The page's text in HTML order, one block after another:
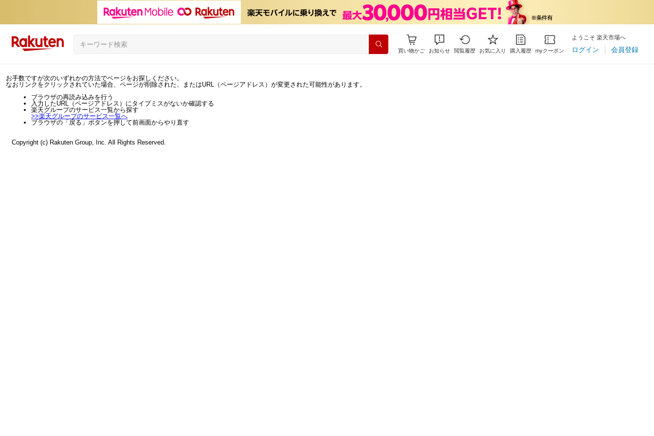
買い物かご お知らせ 閲覧履歴 お気に入り 購入履歴 myクーポン
ようこそ 楽天市場へ
ログイン 会員登録
お手数ですが次のいずれかの方法でページをお探しください。
なおリンクをクリックされていた場合、ページが削除された、またはURL（ページアドレス）が変更された可能性があります。
ブラウザの再読み込みを行う
入力したURL（ページアドレス）にタイプミスがないか確認する
楽天グループのサービス一覧から探す
>>楽天グループのサービス一覧へ
ブラウザの「戻る」ボタンを押して前画面からやり直す
Copyright (c) Rakuten Group, Inc. All Rights Reserved.